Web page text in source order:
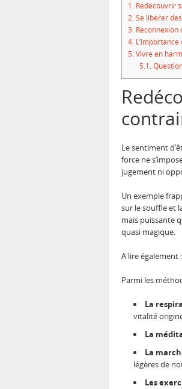
1. Redécouvrir
2.Se libérer
3.
4.
5.Vivre en
5.1.
Le sentiment
force ne
jugement ni
Un exemple
sur le souffle et
mais puissante
quasi magique.
A lire également :
Parmi les
La
vitalité
La
La
légères de
Les